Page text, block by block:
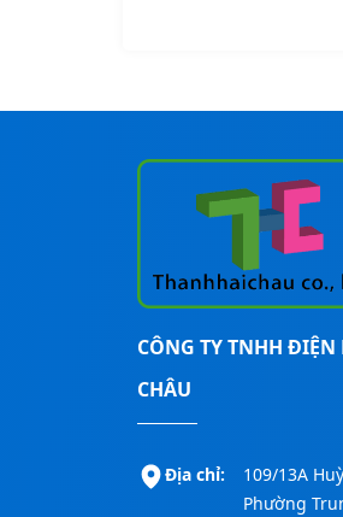
CÔNG TY TNHH
CHÂU
Địa chỉ:
109/13A
Phường